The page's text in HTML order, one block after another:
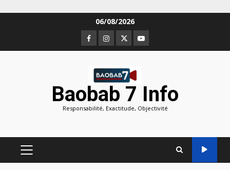
06/08/2026
Facebook
Instagram
TwitterYoutube
Baobab 7 Info
Responsabilité, Exactitude, Objectivité
MENU
PRINCIPAL